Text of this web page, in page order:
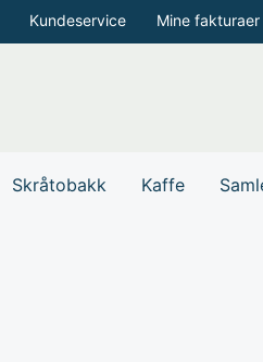
Kundeservice Mine fakturaer
Skråtobakk Kaffe